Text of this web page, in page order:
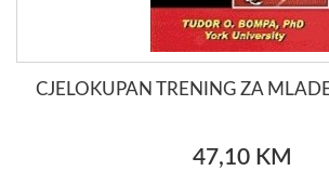
CJELOKUPAN TRENING ZA
47,10 KM